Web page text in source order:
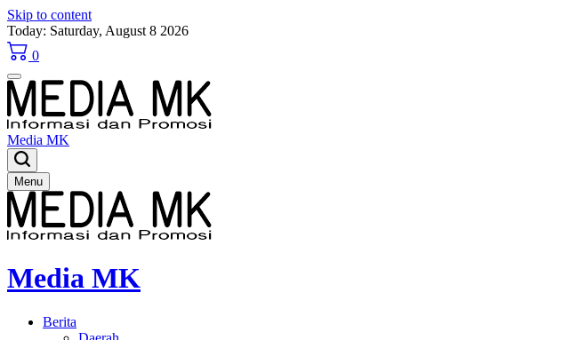
Skip to content
Today: Saturday, August 8 2026
0
Media MK
Menu
Media MK
Berita